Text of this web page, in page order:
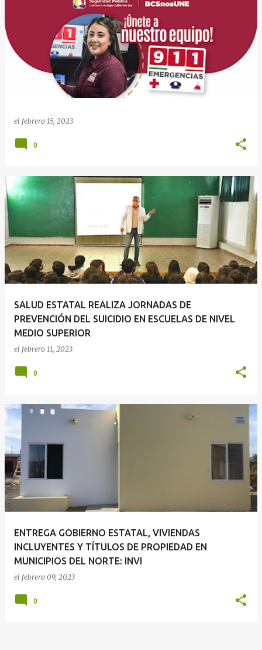
el febrero 15, 2023
0
SALUD ESTATAL REALIZA JORNADAS DE
PREVENCIÓN DEL SUICIDIO EN ESCUELAS DE NIVEL
MEDIO SUPERIOR
el febrero 11, 2023
0
ENTREGA GOBIERNO ESTATAL, VIVIENDAS
INCLUYENTES Y TÍTULOS DE PROPIEDAD EN
MUNICIPIOS DEL NORTE: INVI
el febrero 09, 2023
0